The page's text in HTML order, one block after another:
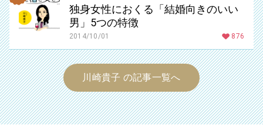
独身女性におくる「結婚向きのいい
男」5つの特徴
2014/10/01 876
川崎貴子 の記事一覧へ